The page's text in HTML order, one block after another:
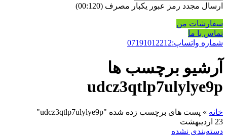
ارسال مجدد رمز عبور یکبار مصرف (00:
120
)
سفارشات من
تماس با ما
شماره واتساپ:07191012212
آرشیو برچسب ها
udcz3qtlp7ulylye9p
خانه » پست های برچسب زده شده "udcz3qtlp7ulylye9p"
23 اردیبهشت
دسته‌بندی نشده